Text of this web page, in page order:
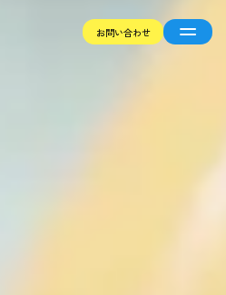
お問い合わせ